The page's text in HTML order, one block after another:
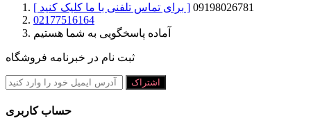
[ برای تماس تلفنی با ما کلیک کنید ] 09198026781
02177516164
آماده پاسخگویی به شما هستیم
ثبت نام در خبرنامه فروشگاه
اشتراک
حساب کاربری